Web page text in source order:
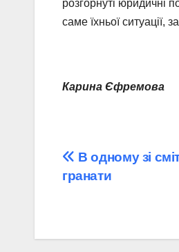
розгорнуті юридичні
саме їхньої ситуації,
Карина Єфремова
Навігація
записів
В одному зі
гранати